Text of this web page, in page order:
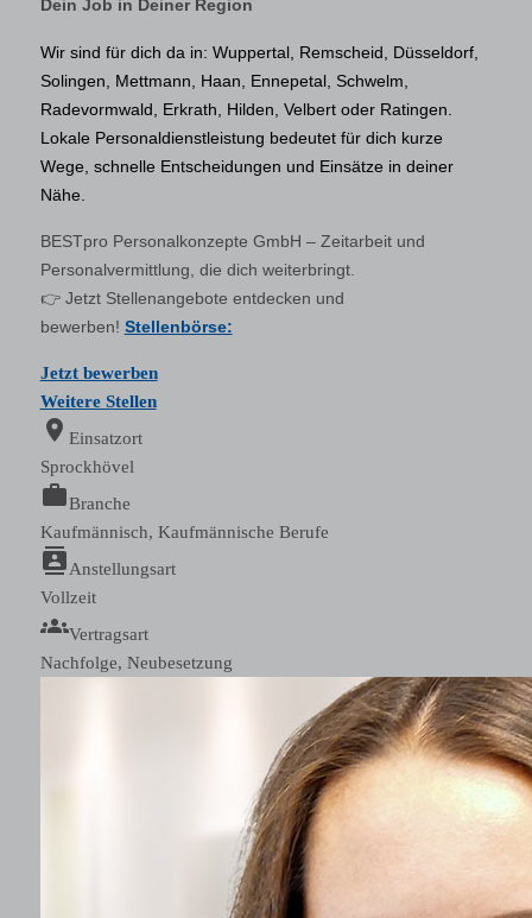
Dein Job in Deiner Region
Wir sind für dich da in: Wuppertal, Remscheid, Düsseldorf,
Solingen, Mettmann, Haan, Ennepetal, Schwelm,
Radevormwald, Erkrath, Hilden, Velbert oder Ratingen.
Lokale Personaldienstleistung bedeutet für dich kurze
Wege, schnelle Entscheidungen und Einsätze in deiner
Nähe.
BESTpro Personalkonzepte GmbH – Zeitarbeit und
Personalvermittlung, die dich weiterbringt.
👉 Jetzt Stellenangebote entdecken und
bewerben! Stellenbörse:
Jetzt bewerben
Weitere Stellen
location_on Einsatzort
Sprockhövel
workBranche
Kaufmännisch, Kaufmännische Berufe
contactsAnstellungsart
Vollzeit
groupsVertragsart
Nachfolge, Neubesetzung